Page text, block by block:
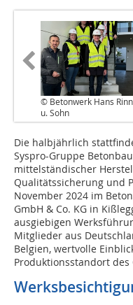
© Betonwerk Hans
u. Sohn
Die halbjährlich
Syspro-Gruppe
mittelständischer
Qualitätssicherung und
November 2024 im
GmbH & Co. KG in
ausgiebigen
Mitglieder aus
Belgien, wertvolle
Produktionsstandort des